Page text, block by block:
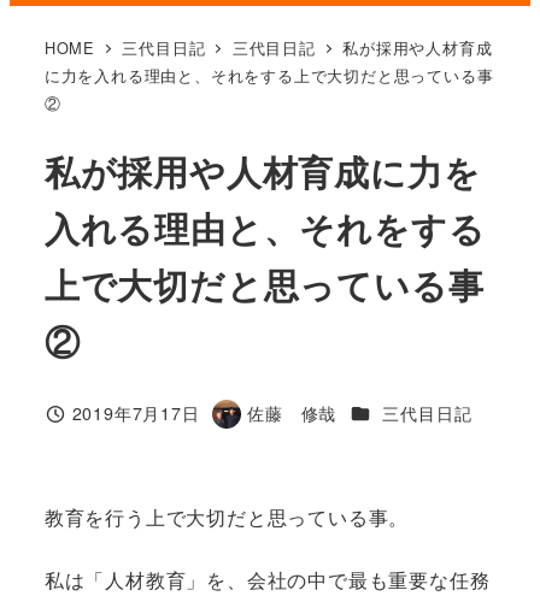
HOME 三代目日記 三代目日記
私が採用や人材育成
に力を入れる理由と、それをする上で大切だと思っている事
②
私が採用や人材育成に力を
入れる理由と、それをする
上で大切だと思っている事
②
投稿日
2019年7月17日
著
佐藤 修哉 カテゴリー
三代目日記
教育を行う上で大切だと思っている事。
私は「人材教育」を、会社の中で最も重要な任務